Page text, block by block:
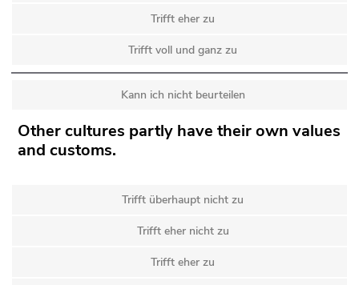
Trifft eher zu
Trifft voll und ganz zu
Kann ich nicht beurteilen
Other cultures partly have their own values
and customs.
Trifft überhaupt nicht zu
Trifft eher nicht zu
Trifft eher zu